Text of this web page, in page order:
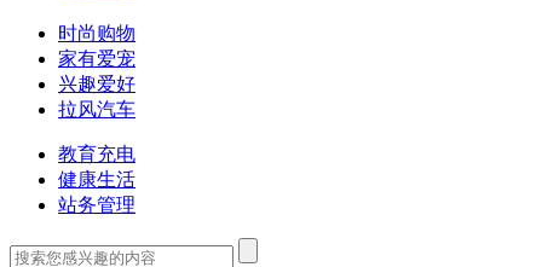
时尚购物
家有爱宠
兴趣爱好
拉风汽车
教育充电
健康生活
站务管理